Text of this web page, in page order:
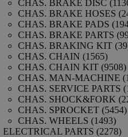
CHAS. BRAKE DISC
CHAS. BRAKE HOSES
CHAS. BRAKE PADS
CHAS. BRAKE PARTS
CHAS. BRAKING KIT 39
CHAS. CHAIN 15651565
CHAS. CHAIN KIT 9508
CHAS. MAN-MACHINE
CHAS. SERVICE PARTS
CHAS. SHOCK&FORK
CHAS. SPROCKET 5454
CHAS. WHEELS 14931493
ELECTRICAL PARTS 2278